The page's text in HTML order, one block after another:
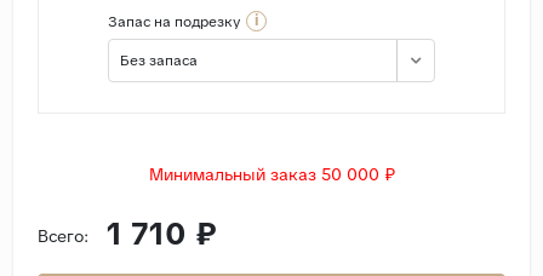
Запас на подрезку
i
Без запаса
Минимальный заказ 50 000 ₽
Всего: 1 710 ₽